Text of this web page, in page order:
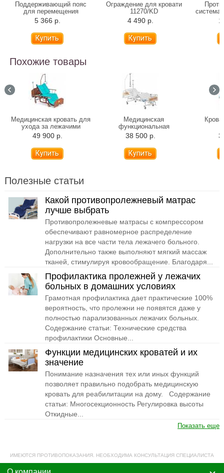
Поддерживающий пояс
для перемещения
Альцфикс
5 366 р.
Ограждение для кровати
11270/KD
4 490 р.
система
Похожие товары
Медицинская кровать для
ухода за лежачими
больными с туалетом и
матрасом MET REMEKS
49 900 р.
Медицинская
функциональная
механическая кровать
Армед РС105-Б
38 500 р.
Полезные статьи
Какой противопролежневый матрас
лучше выбрать
Противопролежневые матрасы с компрессором
обеспечивают равномерное распределение
нагрузки на все части тела лежачего больного.
Дополнительно также выполняют мягкий массаж
тканей, стимулируя кровообращение. Благодаря...
Профилактика пролежней у лежачих
больных в домашних условиях
Грамотная профилактика дает практические 100%
вероятность, что пролежни не появятся даже у
полностью парализованных лежачих больных.
Содержание статьи: Технические средства
профилактики Основные...
Функции медицинских кроватей и их
значение
Понимание назначения тех или иных функций
позволяет правильно подобрать медицинскую
кровать для реабилитации на дому. Содержание
статьи: Многосекционность Регулировка высоты
Откидные...
Показать еще
ИМЕЮТСЯ ПРОТИВОПОКАЗАНИЯ. НЕОБХОДИМА КОНСУЛЬТАЦИЯ СПЕЦИАЛИСТА